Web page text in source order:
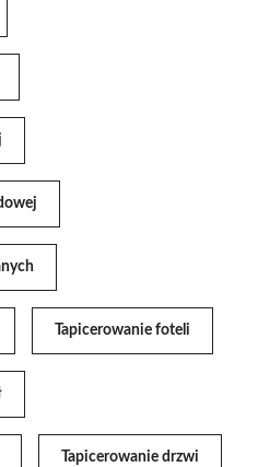
Tapicerowanie foteli
Tapicerowanie drzwi